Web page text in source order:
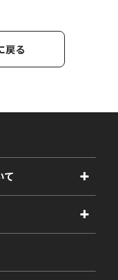
戻る
て